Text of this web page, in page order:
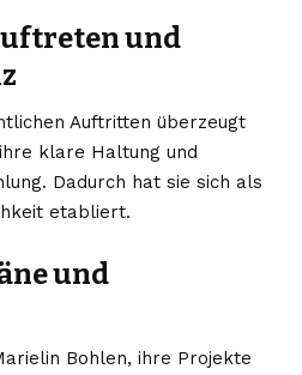
und
Auftritten überzeugt
klare Haltung und
Dadurch hat sie sich als
etabliert.
und
Bohlen, ihre Projekte